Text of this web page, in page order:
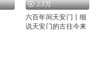
2.3万
六百年间天安门丨细
说天安门的古往今来